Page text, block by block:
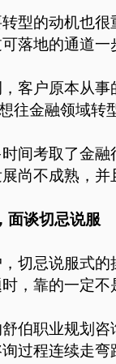
型的动机也
落地的通道一
客户原本从
往金融领域转
间考取了金
尚不成熟，并
面谈切忌说服
切忌说服式
，靠的一定不
伯职业规划
过程连续走弯